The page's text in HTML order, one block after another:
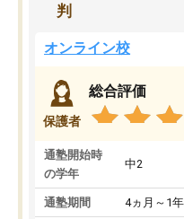
判
オンライン校
保護者
総合評価
通塾開始時
の学年
中2
通塾期間 4ヵ月～1